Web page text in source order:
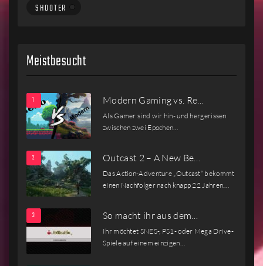
SHOOTER
Meistbesucht
Modern Gaming vs. Re…
Als Gamer sind wir hin- und hergerissen
zwischen zwei Epochen…
Outcast 2 – A New Be…
Das Action-Adventure „Outcast“ bekommt
einen Nachfolger nach knapp 22 Jahren.…
So macht ihr aus dem…
Ihr möchtet SNES-, PS1- oder Mega Drive-
Spiele auf einem einzigen…